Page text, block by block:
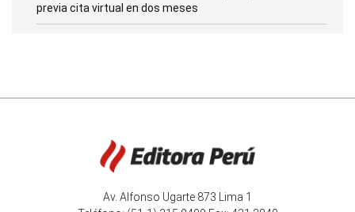
previa cita virtual en dos meses
Av. Alfonso Ugarte 873 Lima 1